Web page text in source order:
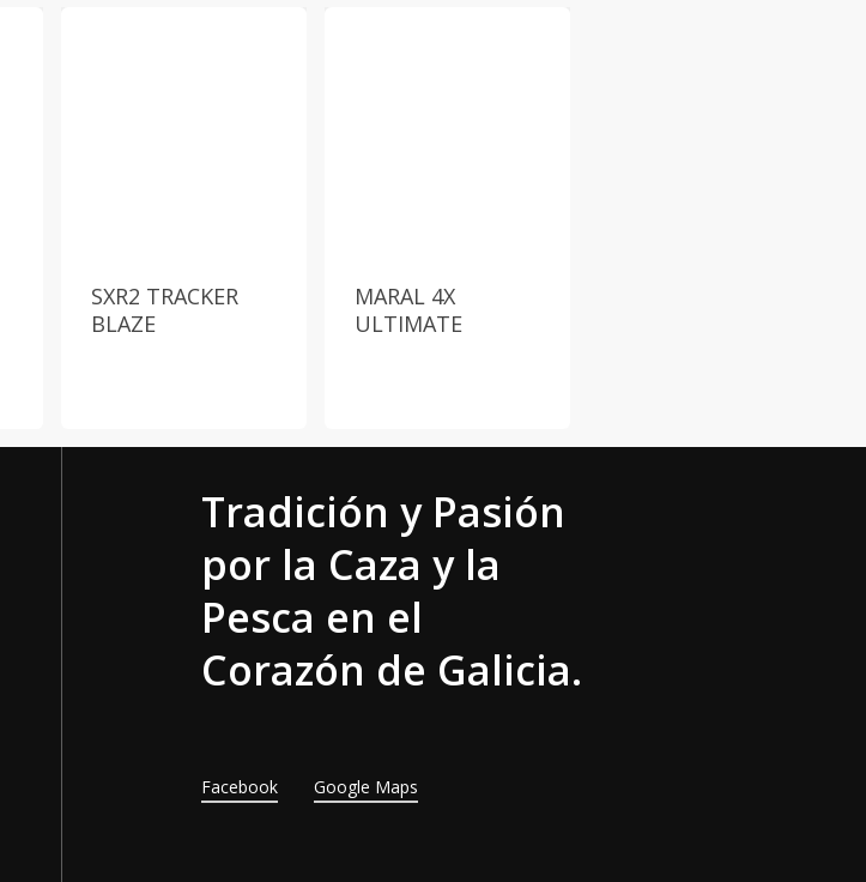
SXR2 TRACKER
BLAZE
MARAL 4X
ULTIMATE
Tradición y Pasión
por la Caza y la
Pesca en el
Corazón de Galicia.
Facebook Google Maps